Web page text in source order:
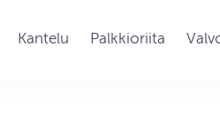
Kantelu Palkkioriita